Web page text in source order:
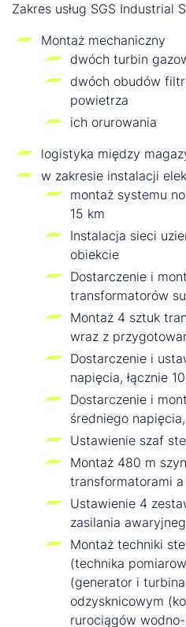
Zakres usług SGS Industrial
Montaż mechaniczny
dwóch turbin
dwóch obudów
powietrza
ich orurowania
logistyka między
w zakresie instalacji
montaż systemu
15 km
Instalacja sieci
obiekcie
Dostarczenie i
transformatorów
Montaż 4 sztuk
wraz z
Dostarczenie i
napięcia, łącznie
Dostarczenie i
średniego
Ustawienie szaf
Montaż 480 m
transformatorami
Ustawienie 4
zasilania
Montaż techniki
(technika
(generator i
odzysknicowym
rurociągów